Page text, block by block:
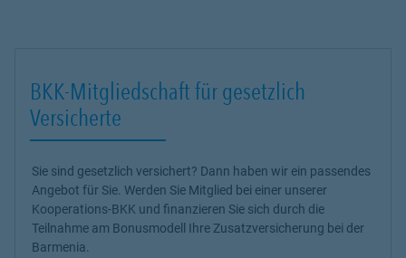
BKK-Mitgliedschaft für gesetzlich
Versicherte
Sie sind gesetzlich versichert? Dann haben wir ein passendes
Angebot für Sie. Werden Sie Mitglied bei einer unserer
Kooperations-BKK und finanzieren Sie sich durch die
Teilnahme am Bonusmodell Ihre Zusatzversicherung bei der
Barmenia.